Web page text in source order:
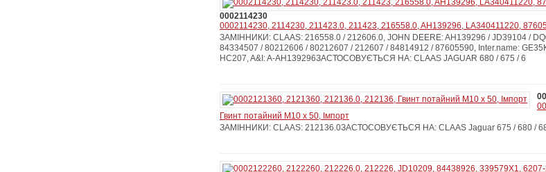
0002114230
0002114230, 2114230, 211423.0, 211423, 216558.0, AH139296, LA340411220,
ЗАМІННИКИ: CLAAS: 216558.0 / 212606.0, JOHN DEERE: AH139296 / JD39104 /
84334507 / 80212606 / 80212607 / 212607 / 84814912 / 87605590, Inter.name:
HC207, A&I: A-AH139296ЗАСТОСОВУЄТЬСЯ НА: CLAAS JAGUAR 680 / 675 / 6
Гвинт потайний М10 x 50, Імпорт
ЗАМІННИКИ: CLAAS: 212136.0ЗАСТОСОВУЄТЬСЯ НА: CLAAS Jaguar 675 / 680 /